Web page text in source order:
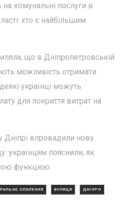
на комунальні послуги в
хто є найбільшим
що в Дніпропетровській
можливість отримати
українці можуть
для покриття витрат на
Дніпрі впровадили нову
українцям пояснили, як
функцією.
ОПАЛЕННЯ ВУЛИЦЯ ДНІПРО